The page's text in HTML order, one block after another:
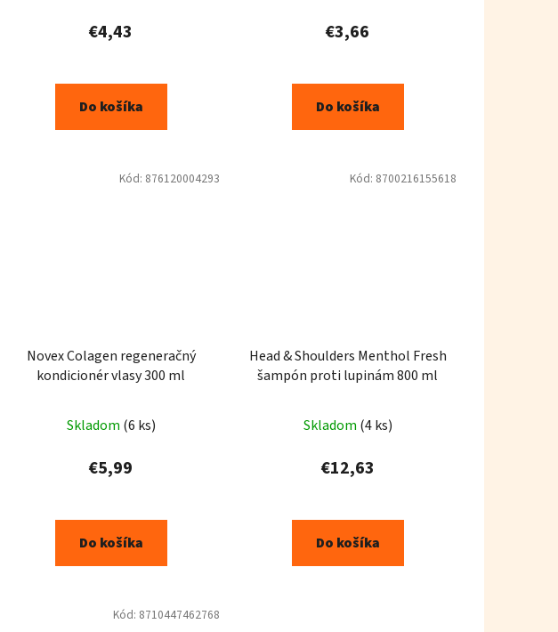
€4,43
Do košíka
€3,66
Do košíka
Novex Colagen regeneračný
kondicionér vlasy 300 ml
Skladom (6 ks)
€5,99
Do košíka
Kód: 876120004293
Head & Shoulders Menthol Fresh
šampón proti lupinám 800 ml
Skladom (4 ks)
€12,63
Do košíka
Kód: 8700216155618
Kód: 8710447462768